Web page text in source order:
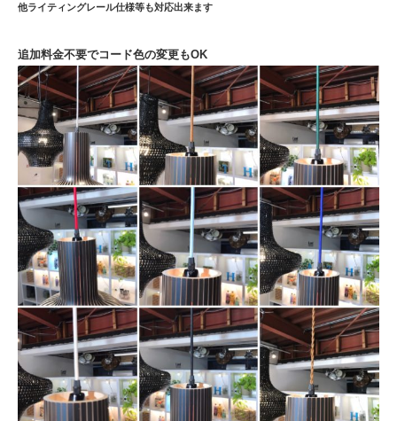
他ライティングレール仕様等も対応出来ます
追加料金不要でコード色の変更もOK